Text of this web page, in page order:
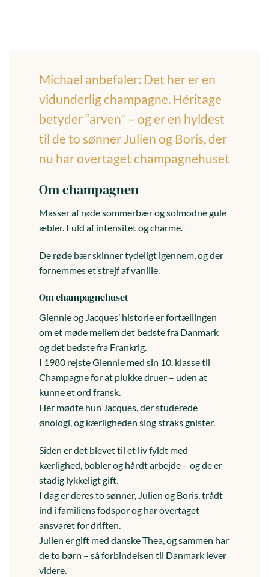
Michael anbefaler: Det her er en
vidunderlig champagne. Héritage
betyder “arven” – og er en hyldest
til de to sønner Julien og Boris, der
nu har overtaget champagnehuset
Om champagnen
Masser af røde sommerbær og solmodne gule
æbler. Fuld af intensitet og charme.
De røde bær skinner tydeligt igennem, og der
fornemmes et strejf af vanille.
Om champagnehuset
Glennie og Jacques’ historie er fortællingen
om et møde mellem det bedste fra Danmark
og det bedste fra Frankrig.
I 1980 rejste Glennie med sin 10. klasse til
Champagne for at plukke druer – uden at
kunne et ord fransk.
Her mødte hun Jacques, der studerede
ønologi, og kærligheden slog straks gnister.
Siden er det blevet til et liv fyldt med
kærlighed, bobler og hårdt arbejde – og de er
stadig lykkeligt gift.
I dag er deres to sønner, Julien og Boris, trådt
ind i familiens fodspor og har overtaget
ansvaret for driften.
Julien er gift med danske Thea, og sammen har
de to børn – så forbindelsen til Danmark lever
videre.